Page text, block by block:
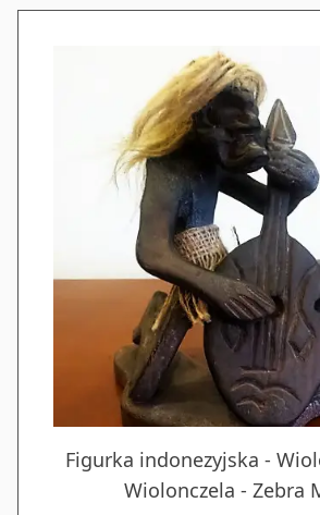
Figurka indonezyjska -
Wiolonczela - Zebra